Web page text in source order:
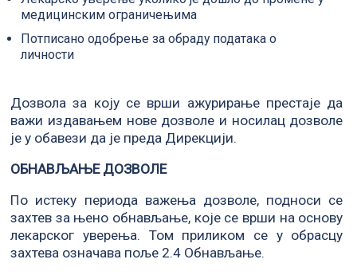
медицинским ограничењима
Потписано одобрење за обраду података о
личности
Дозвола за коју се врши ажурирање престаје да
важи издавањем нове дозволе и носилац дозволе
је у обавези да је преда Дирекцији.
ОБНАВЉАЊЕ ДОЗВОЛЕ
По истеку периода важења дозволе, подноси се
захтев за њено обнављање, које се врши на основу
лекарског уверења. Том приликом се у обрасцу
захтева означава поље 2.4 Обнављање.